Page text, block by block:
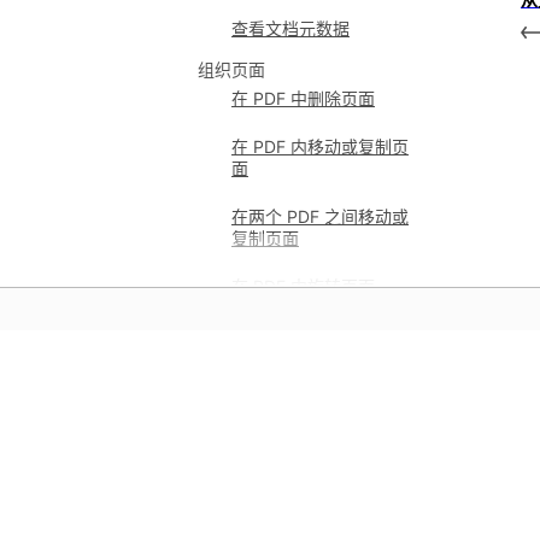
查看文档元数据
组织页面
在 PDF 中删除页面
在 PDF 内移动或复制页
面
在两个 PDF 之间移动或
复制页面
在 PDF 中旋转页面